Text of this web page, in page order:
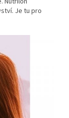
Je tu pro